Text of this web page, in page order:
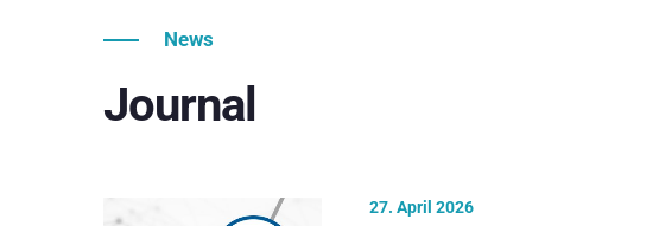
News
Journal
27. April 2026